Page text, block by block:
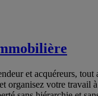
et acquéreurs,
organisez votre